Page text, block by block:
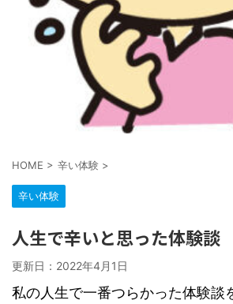
HOME > 辛い体験 >
辛い体験
人生で辛いと思った体験談
更新日： 2022年4月1日
私の人生で一番つらかった体験談